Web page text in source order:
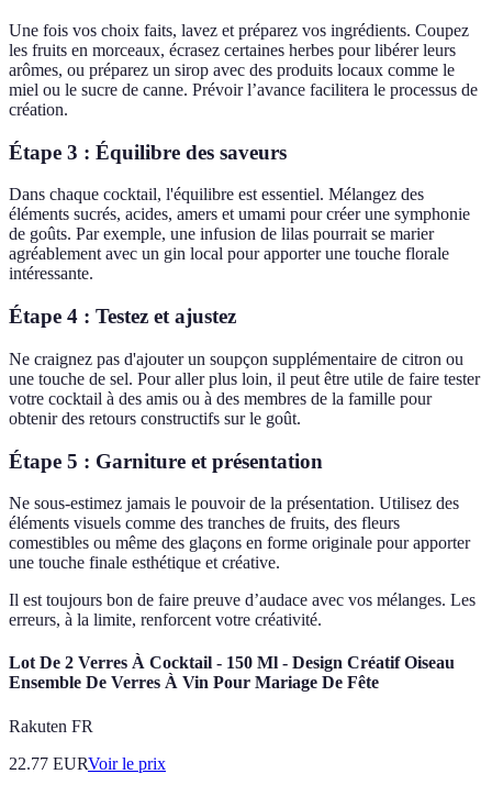
Une fois vos choix faits, lavez et préparez vos ingrédients. Coupez
les fruits en morceaux, écrasez certaines herbes pour libérer leurs
arômes, ou préparez un sirop avec des produits locaux comme le
miel ou le sucre de canne. Prévoir l’avance facilitera le processus de
création.
Étape 3 : Équilibre des saveurs
Dans chaque cocktail, l'équilibre est essentiel. Mélangez des
éléments sucrés, acides, amers et umami pour créer une symphonie
de goûts. Par exemple, une infusion de lilas pourrait se marier
agréablement avec un gin local pour apporter une touche florale
intéressante.
Étape 4 : Testez et ajustez
Ne craignez pas d'ajouter un soupçon supplémentaire de citron ou
une touche de sel. Pour aller plus loin, il peut être utile de faire tester
votre cocktail à des amis ou à des membres de la famille pour
obtenir des retours constructifs sur le goût.
Étape 5 : Garniture et présentation
Ne sous-estimez jamais le pouvoir de la présentation. Utilisez des
éléments visuels comme des tranches de fruits, des fleurs
comestibles ou même des glaçons en forme originale pour apporter
une touche finale esthétique et créative.
Il est toujours bon de faire preuve d’audace avec vos mélanges. Les
erreurs, à la limite, renforcent votre créativité.
Lot De 2 Verres À Cocktail - 150 Ml - Design Créatif Oiseau
Ensemble De Verres À Vin Pour Mariage De Fête
Rakuten FR
22.77 EURVoir le prix